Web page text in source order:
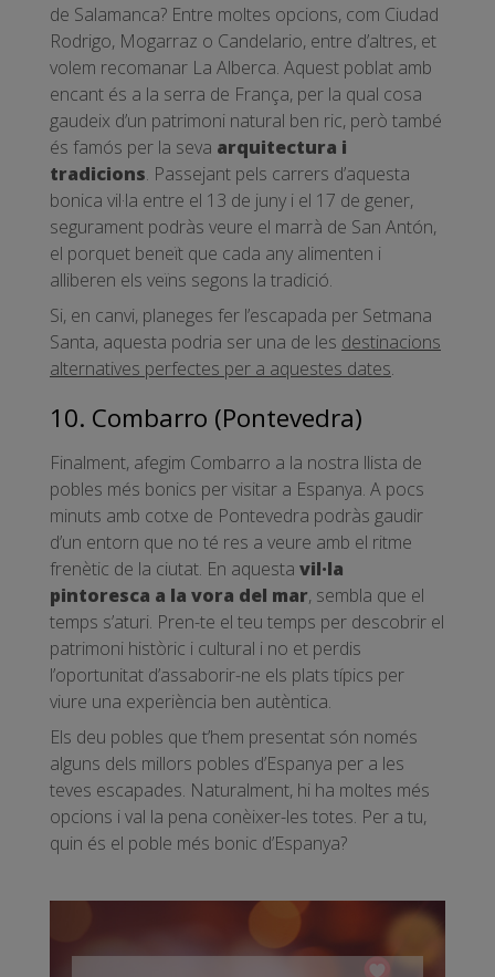
de Salamanca? Entre moltes opcions, com Ciudad
Rodrigo, Mogarraz o Candelario, entre d’altres, et
volem recomanar La Alberca. Aquest poblat amb
encant és a la serra de França, per la qual cosa
gaudeix d’un patrimoni natural ben ric, però també
és famós per la seva arquitectura i
tradicions. Passejant pels carrers d’aquesta
bonica vil·la entre el 13 de juny i el 17 de gener,
segurament podràs veure el marrà de San Antón,
el porquet beneït que cada any alimenten i
alliberen els veïns segons la tradició.
Si, en canvi, planeges fer l’escapada per Setmana
Santa, aquesta podria ser una de les destinacions
alternatives perfectes per a aquestes dates.
10. Combarro (Pontevedra)
Finalment, afegim Combarro a la nostra llista de
pobles més bonics per visitar a Espanya. A pocs
minuts amb cotxe de Pontevedra podràs gaudir
d’un entorn que no té res a veure amb el ritme
frenètic de la ciutat. En aquesta vil·la
pintoresca a la vora del mar, sembla que el
temps s’aturi. Pren-te el teu temps per descobrir el
patrimoni històric i cultural i no et perdis
l’oportunitat d’assaborir-ne els plats típics per
viure una experiència ben autèntica.
Els deu pobles que t’hem presentat són només
alguns dels millors pobles d’Espanya per a les
teves escapades. Naturalment, hi ha moltes més
opcions i val la pena conèixer-les totes. Per a tu,
quin és el poble més bonic d’Espanya?